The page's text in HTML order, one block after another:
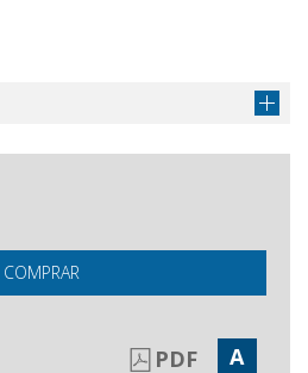
COMPRAR
PDF A